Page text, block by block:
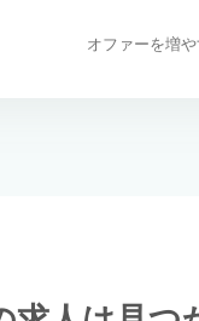
オファーを増